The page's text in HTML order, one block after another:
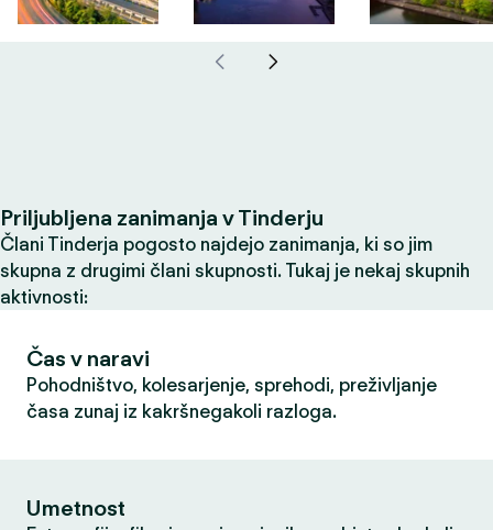
Priljubljena zanimanja v Tinderju
Člani Tinderja pogosto najdejo zanimanja, ki so jim
skupna z drugimi člani skupnosti. Tukaj je nekaj skupnih
aktivnosti:
Čas v naravi
Pohodništvo, kolesarjenje, sprehodi, preživljanje
časa zunaj iz kakršnegakoli razloga.
Umetnost